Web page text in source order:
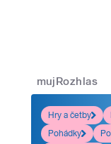
mujRozhlas
Hry a četby
Pohádky